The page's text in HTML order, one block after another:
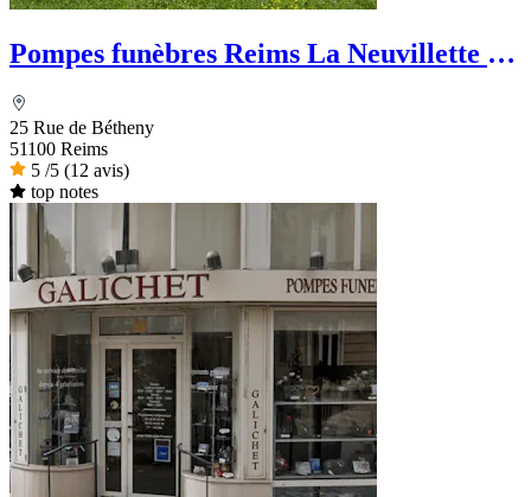
Pompes funèbres Reims La Neuvillette -
25 Rue de Bétheny
51100 Reims
5 /5 (12 avis)
top notes